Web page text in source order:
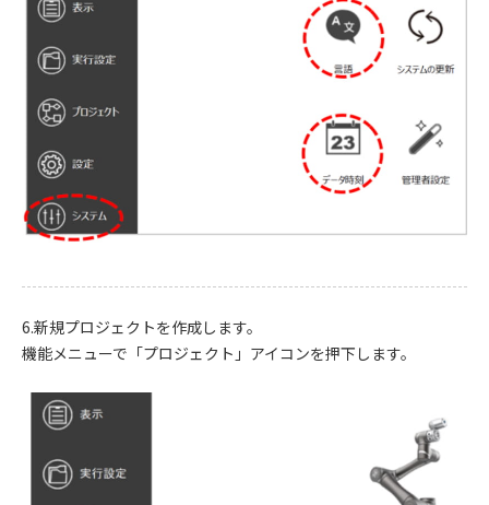
6.新規プロジェクトを作成します。
機能メニューで「プロジェクト」アイコンを押下します。